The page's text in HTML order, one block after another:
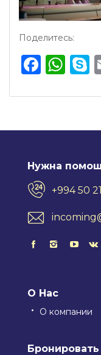
Поделитесь:
Нужна
+994 50
О Нас
О компании
Бронировать